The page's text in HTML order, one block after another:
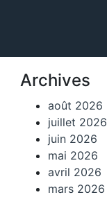
Archives
août 2026
juillet 2026
juin 2026
mai 2026
avril 2026
mars 2026